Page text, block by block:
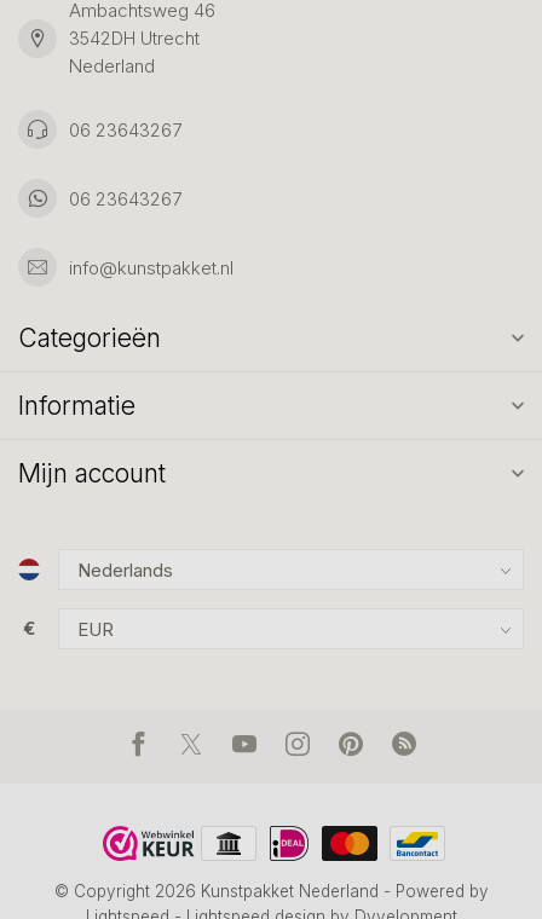
Ambachtsweg 46
3542DH Utrecht
Nederland
06 23643267
06 23643267
info@kunstpakket.nl
Categorieën
Informatie
Mijn account
€
© Copyright 2026 Kunstpakket Nederland - Powered by